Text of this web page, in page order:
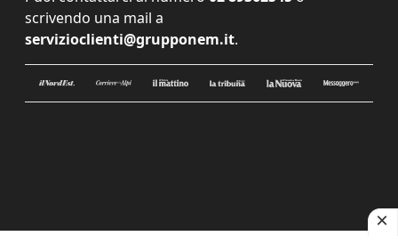
scrivendo una mail a
servizioclienti@grupponem.it.